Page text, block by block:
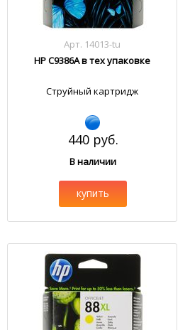
Арт. 14013-tu
HP C9386A в тех упаковке
Струйный картридж
440 руб.
В наличии
купить